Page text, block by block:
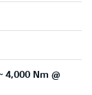
4,000 Nm @